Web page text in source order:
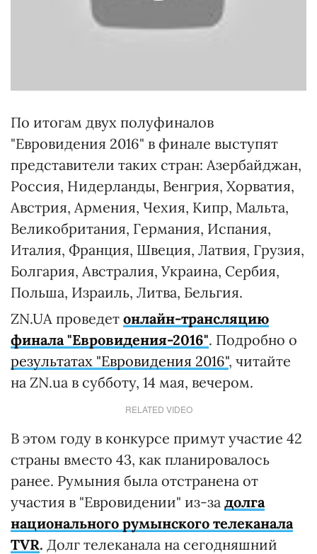
По итогам двух полуфиналов
"Евровидения 2016" в финале выступят
представители таких стран: Азербайджан,
Россия, Нидерланды, Венгрия, Хорватия,
Австрия, Армения, Чехия, Кипр, Мальта,
Великобритания, Германия, Испания,
Италия, Франция, Швеция, Латвия, Грузия,
Болгария, Австралия, Украина, Сербия,
Польша, Израиль, Литва, Бельгия.
ZN.UA проведет онлайн-трансляцию
финала "Евровидения-2016". Подробно о
результатах "Евровидения 2016", читайте
на ZN.ua в субботу, 14 мая, вечером.
RELATED VIDEO
В этом году в конкурсе примут участие 42
страны вместо 43, как планировалось
ранее. Румыния была отстранена от
участия в "Евровидении" из-за долга
национального румынского телеканала
TVR. Долг телеканала на сегодняшний